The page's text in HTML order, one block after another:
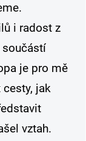
i radost z
součástí
je pro mě
cesty, jak
vztah.